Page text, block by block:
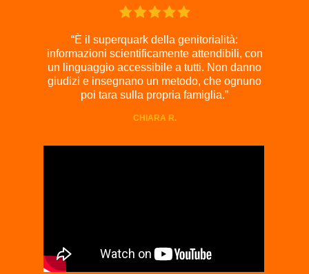
“È il superquark della genitorialità:
informazioni scientificamente attendibili, con
un linguaggio accessibile a tutti. Non danno
giudizi e insegnano un metodo, che ognuno
poi tara sulla propria famiglia.”
CHIARA R.